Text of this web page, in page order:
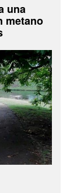
una
metano